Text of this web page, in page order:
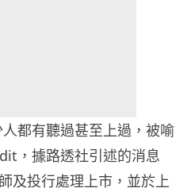
都有聽過甚至上過，被喻
，據路透社引述的消息
及投行處理上市，並於上